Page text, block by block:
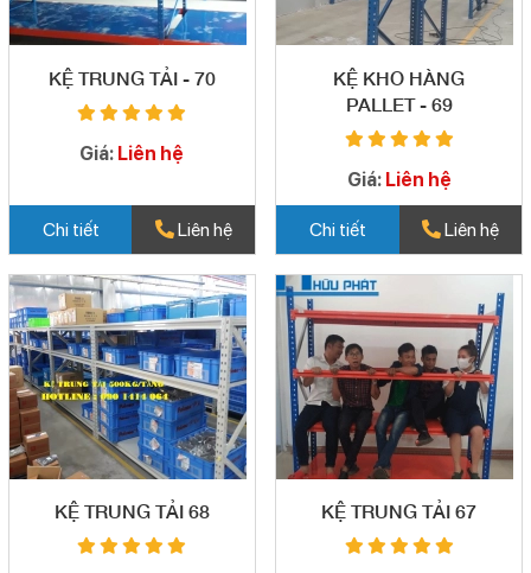
KỆ TRUNG TẢI - 70
Giá: Liên hệ
Chi tiết Liên hệ
KỆ KHO HÀNG
PALLET - 69
Giá: Liên hệ
Chi tiết Liên hệ
KỆ TRUNG TẢI 68 KỆ TRUNG TẢI 67